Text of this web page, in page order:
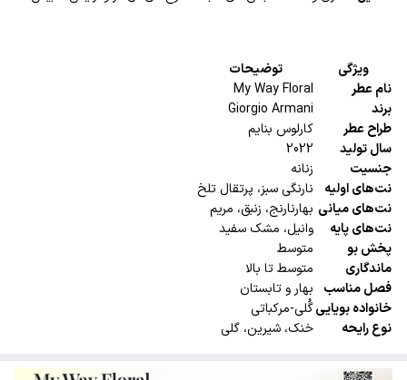
ویژگی
توضیحات
نام عطر
My Way Floral
برند
Giorgio Armani
طراح عطر
کارلوس بنایم
سال تولید
2022
جنسیت
زنانه
نت‌های اولیه
نارنگی سبز، پرتقال تلخ
نت‌های میانی بهارنارنج، زنبق، مریم
نت‌های پایه
وانیل، مشک سفید
پخش بو
متوسط
ماندگاری
متوسط تا بالا
فصل مناسب
بهار و تابستان
خانواده بویاییگُلی-مرکباتی
نوع رایحه
خنک، شیرین، گلی